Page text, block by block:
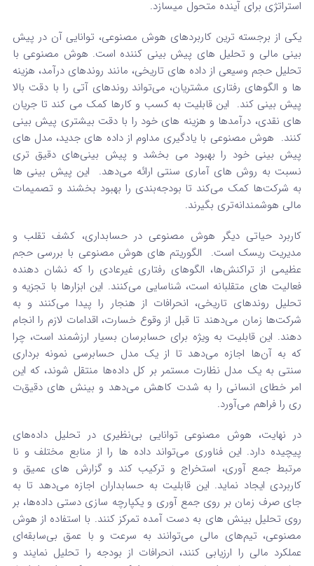
استراتژی برای آینده متحول میسازد.
یکی از برجسته‌ ترین کاربردهای هوش مصنوعی، توانایی آن در پیش‌
بینی مالی و تحلیل‌ های پیش‌ بینی‌ کننده است. هوش مصنوعی با
تحلیل حجم وسیعی از داده‌ های تاریخی، مانند روندهای درآمد، هزینه‌
ها و الگوهای رفتاری مشتریان، می‌تواند روندهای آتی را با دقت بالا
پیش‌ بینی کند. این قابلیت به کسب‌ و کارها کمک می‌ کند تا جریان‌
های نقدی، درآمدها و هزینه‌ های خود را با دقت بیشتری پیش‌ بینی
کنند. هوش مصنوعی با یادگیری مداوم از داده‌ های جدید، مدل‌ های
پیش‌ بینی خود را بهبود می‌ بخشد و پیش‌ بینی‌های دقیق‌ تری
نسبت به روش‌ های آماری سنتی ارائه می‌دهد.
این پیش‌ بینی‌ ها
به شرکت‌ها کمک می‌کند تا بودجه‌بندی را بهبود بخشند و تصمیمات
مالی هوشمندانه‌تری بگیرند.
کاربرد حیاتی دیگر هوش مصنوعی در حسابداری، کشف تقلب و
مدیریت ریسک است.
الگوریتم‌ های هوش مصنوعی با بررسی حجم
عظیمی از تراکنش‌ها، الگوهای رفتاری غیرعادی را که نشان‌ دهنده
فعالیت‌ های متقلبانه است، شناسایی می‌کنند. این ابزارها با تجزیه و
تحلیل روندهای تاریخی، انحرافات از هنجار را پیدا می‌کنند و به
شرکت‌ها زمان می‌دهند تا قبل از وقوع خسارت، اقدامات لازم را انجام
دهند. این قابلیت به ویژه برای حسابرسان بسیار ارزشمند است، چرا
که به آن‌ها اجازه می‌دهد تا از یک مدل حسابرسی نمونه‌ برداری
سنتی به یک مدل نظارت مستمر بر کل داده‌ها منتقل شوند، که این
امر خطای انسانی را به شدت کاهش می‌دهد و بینش‌ های دقیق‌ت
ری را فراهم می‌آورد.
در نهایت، هوش مصنوعی توانایی بی‌نظیری در تحلیل داده‌های
پیچیده دارد. این فناوری می‌تواند داده‌ ها را از منابع مختلف و نا
مرتبط جمع‌ آوری، استخراج و ترکیب کند و گزارش‌ های عمیق و
کاربردی ایجاد نماید. این قابلیت به حسابداران اجازه می‌دهد تا به
جای صرف زمان بر روی جمع‌ آوری و یکپارچه‌ سازی دستی داده‌ها، بر
روی تحلیل بینش‌ های به دست آمده تمرکز کنند. با استفاده از هوش
مصنوعی، تیم‌های مالی می‌توانند به سرعت و با عمق بی‌سابقه‌ای
عملکرد مالی را ارزیابی کنند، انحرافات از بودجه را تحلیل نمایند و